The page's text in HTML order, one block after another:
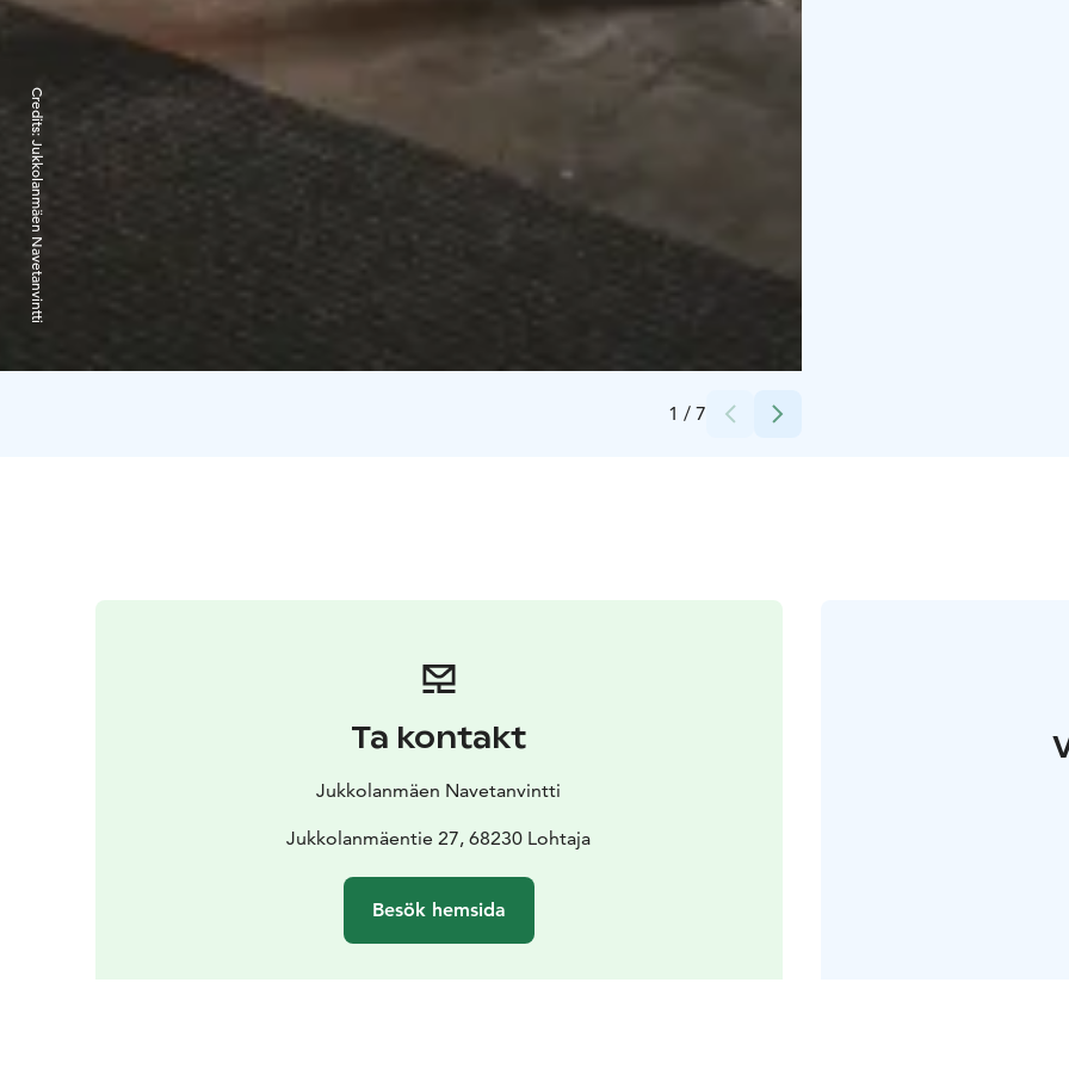
1 / 7
Credits:
Jukkolanmäen Navetanvintti
Ta kontakt
Jukkolanmäen Navetanvintti
Jukkolanmäentie 27, 68230 Lohtaja
Besök hemsida